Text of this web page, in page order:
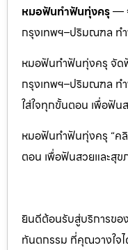
หมอฟันทำฟันทุ่งครุ—
กรุงเทพฯ–ปริมณฑล ท
หมอฟันทำฟันทุ่งครุ จัด
กรุงเทพฯ–ปริมณฑล
ใส่ใจทุกขั้นตอน เพื่อฟัน
หมอฟันทำฟันทุ่งครุ “ค
ตอน เพื่อฟันสวยและสุข
ยินดีต้อนรับสู่บริการขอ
ทันตกรรม ที่คุณวางใจ